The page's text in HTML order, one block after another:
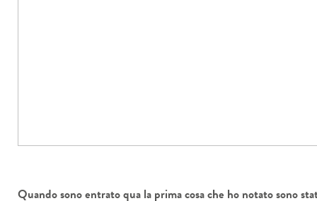
Quando sono entrato qua la prima cosa che ho notato sono